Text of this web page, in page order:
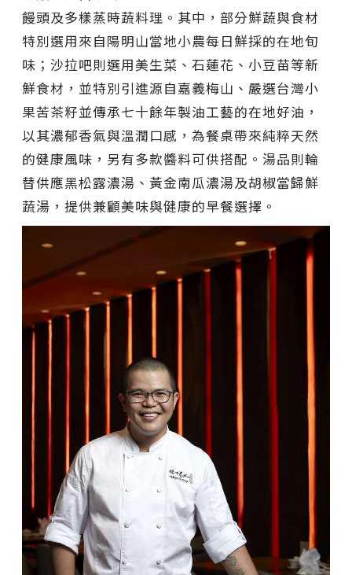
饅頭及多樣蒸時蔬料理。其中，部分鮮蔬與食材
特別選用來自陽明山當地小農每日鮮採的在地旬
味；沙拉吧則選用美生菜、石蓮花、小豆苗等新
鮮食材，並特別引進源自嘉義梅山、嚴選台灣小
果苦茶籽並傳承七十餘年製油工藝的在地好油，
以其濃郁香氣與溫潤口感，為餐桌帶來純粹天然
的健康風味，另有多款醬料可供搭配。湯品則輪
替供應黑松露濃湯、黃金南瓜濃湯及胡椒當歸鮮
蔬湯，提供兼顧美味與健康的早餐選擇。